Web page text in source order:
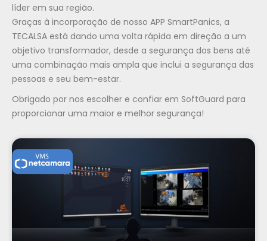
líder em sua região.
Graças à incorporação de nosso APP SmartPanics, a
TECALSA está dando uma volta rápida em direção a um
objetivo transformador, desde a segurança dos bens até
uma combinação mais ampla que inclui a segurança das
pessoas e seu bem-estar.
Obrigado por nos escolher e confiar em SoftGuard para
proporcionar uma maior e melhor segurança!